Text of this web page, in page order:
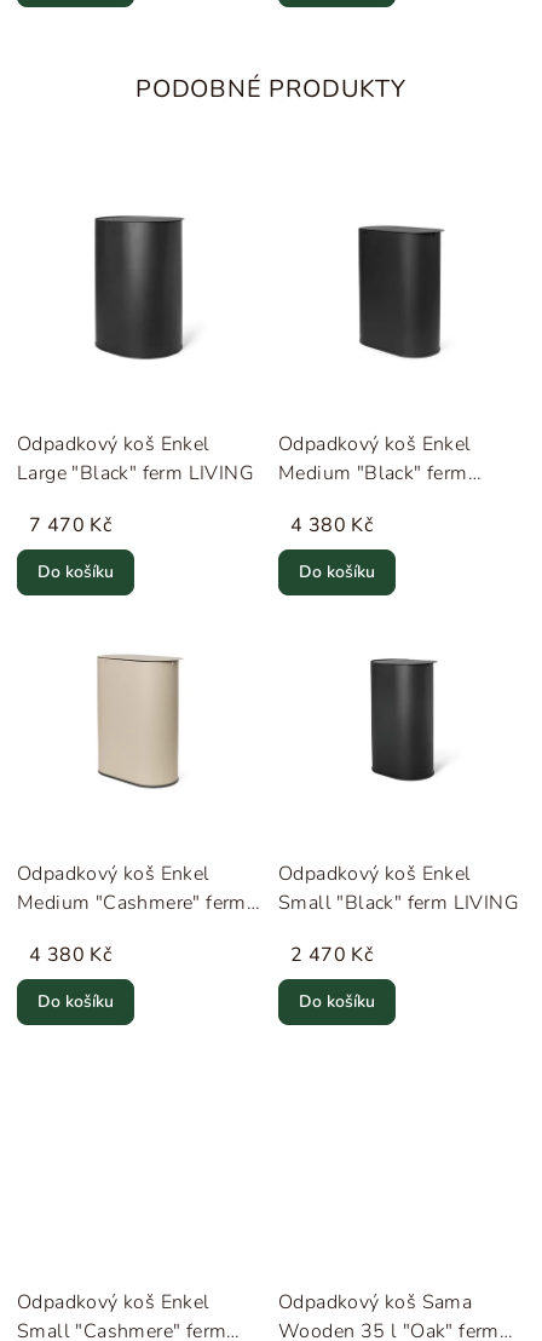
PODOBNÉ PRODUKTY
Odpadkový koš Enkel
Large "Black" ferm LIVING
7 470 Kč
Do košíku
Odpadkový koš Enkel
Medium "Black" ferm
4 380 Kč
Do košíku
Odpadkový koš Enkel
Medium "Cashmere" ferm
4 380 Kč
Do košíku
Odpadkový koš Enkel
Small "Black" ferm LIVING
2 470 Kč
Do košíku
Odpadkový koš Enkel
Small "Cashmere" ferm
Odpadkový koš Sama
Wooden 35 l "Oak" ferm